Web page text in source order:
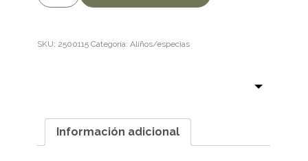
cantidad
SKU: 2500115 Categoría:Aliños/especias
Información adicional